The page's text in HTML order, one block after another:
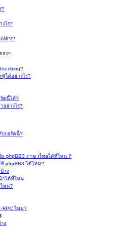
?
งไร?
ปล่า!?
อง?
ได้อย่างไร?
ร์ดนี้ได้?
อย่างไร?
บบอร์ดนี้?
phpBB3 ภาษาไทยได้ที่ไหน ?
phpBB3 ได้ไหม?
าง
ำได้ที่ไหน
หน?
RPC ไหม?
าง